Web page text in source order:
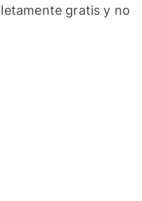
gratis y no